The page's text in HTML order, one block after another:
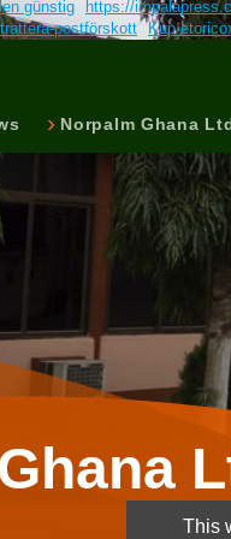
günstig https://
postförskott
Kup
Norpalm Ghana
This